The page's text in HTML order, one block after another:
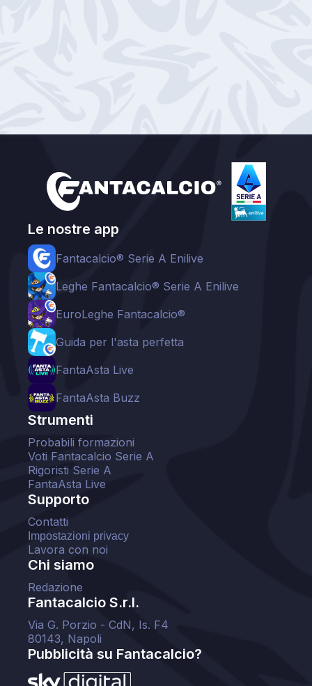
Le nostre app
Fantacalcio® Serie A Enilive
Leghe Fantacalcio® Serie A Enilive
EuroLeghe Fantacalcio®
Guida per l'asta perfetta
FantaAsta Live
FantaAsta Buzz
Strumenti
Probabili formazioni
Voti Fantacalcio Serie A
Rigoristi Serie A
FantaAsta Live
Supporto
Contatti
Impostazioni privacy
Lavora con noi
Chi siamo
Redazione
Fantacalcio S.r.l.
Via G. Porzio - CdN, Is. F4
80143, Napoli
Pubblicità su Fantacalcio?